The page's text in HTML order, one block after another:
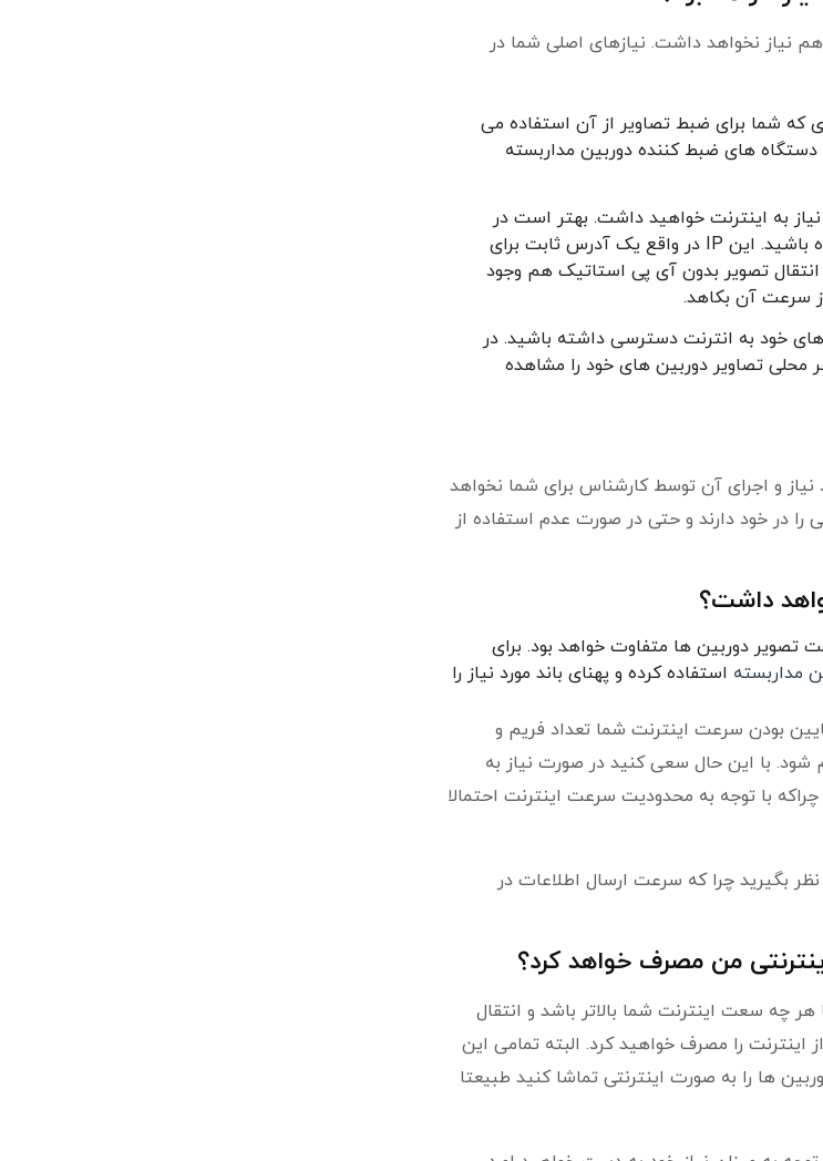
نیاز نخواهد داشت. نیازهای اصلی شما در
که شما برای ضبط تصاویر از آن استفاده می
دستگاه های ضبط کننده دوربین مداربسته
به اینترنت خواهید داشت. بهتر است در
این محل برای اینترنت خود درخواست IP Static یا IP Valid هم داده باشید. این IP در واقع یک آدرس ثابت برای
انتقال تصویر بدون آی پی استاتیک هم وجود
سرعت آن بکاهد.
خود به انترنت دسترسی داشته باشید. در
محلی تصاویر دوربین های خود را مشاهده
نیاز و اجرای آن توسط کارشناس برای شما نخواهد
را در خود دارند و حتی در صورت عدم استفاده از
داشت؟
تصویر دوربین ها متفاوت خواهد بود. برای
مداربسته استفاده کرده و پهنای باند مورد نیاز را
بودن سرعت اینترنت شما تعداد فریم و
با این حال سعی کنید در صورت نیاز به
چراکه با توجه به محدودیت سرعت اینترنت احتمالا
بگیرید چرا که سرعت ارسال اطلاعات در
من مصرف خواهد کرد؟
چه سعت اینترنت شما بالاتر باشد و انتقال
را مصرف خواهید کرد. البته تمامی این
ها را به صورت اینترنتی تماشا کنید طبیعتا